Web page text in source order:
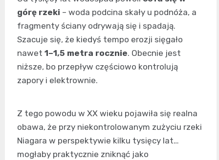
górę rzeki – woda podcina skały u podnóża, a
fragmenty ściany odrywają się i spadają.
Szacuje się, że kiedyś tempo erozji sięgało
nawet 1–1,5 metra rocznie. Obecnie jest
niższe, bo przepływ częściowo kontrolują
zapory i elektrownie.
Z tego powodu w XX wieku pojawiła się realna
obawa, że przy niekontrolowanym zużyciu rzeki
Niagara w perspektywie kilku tysięcy lat…
mogłaby praktycznie zniknąć jako